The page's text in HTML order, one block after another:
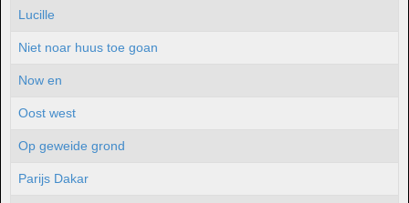
Lucille
Niet noar huus toe goan
Now en
Oost west
Op geweide grond
Parijs Dakar